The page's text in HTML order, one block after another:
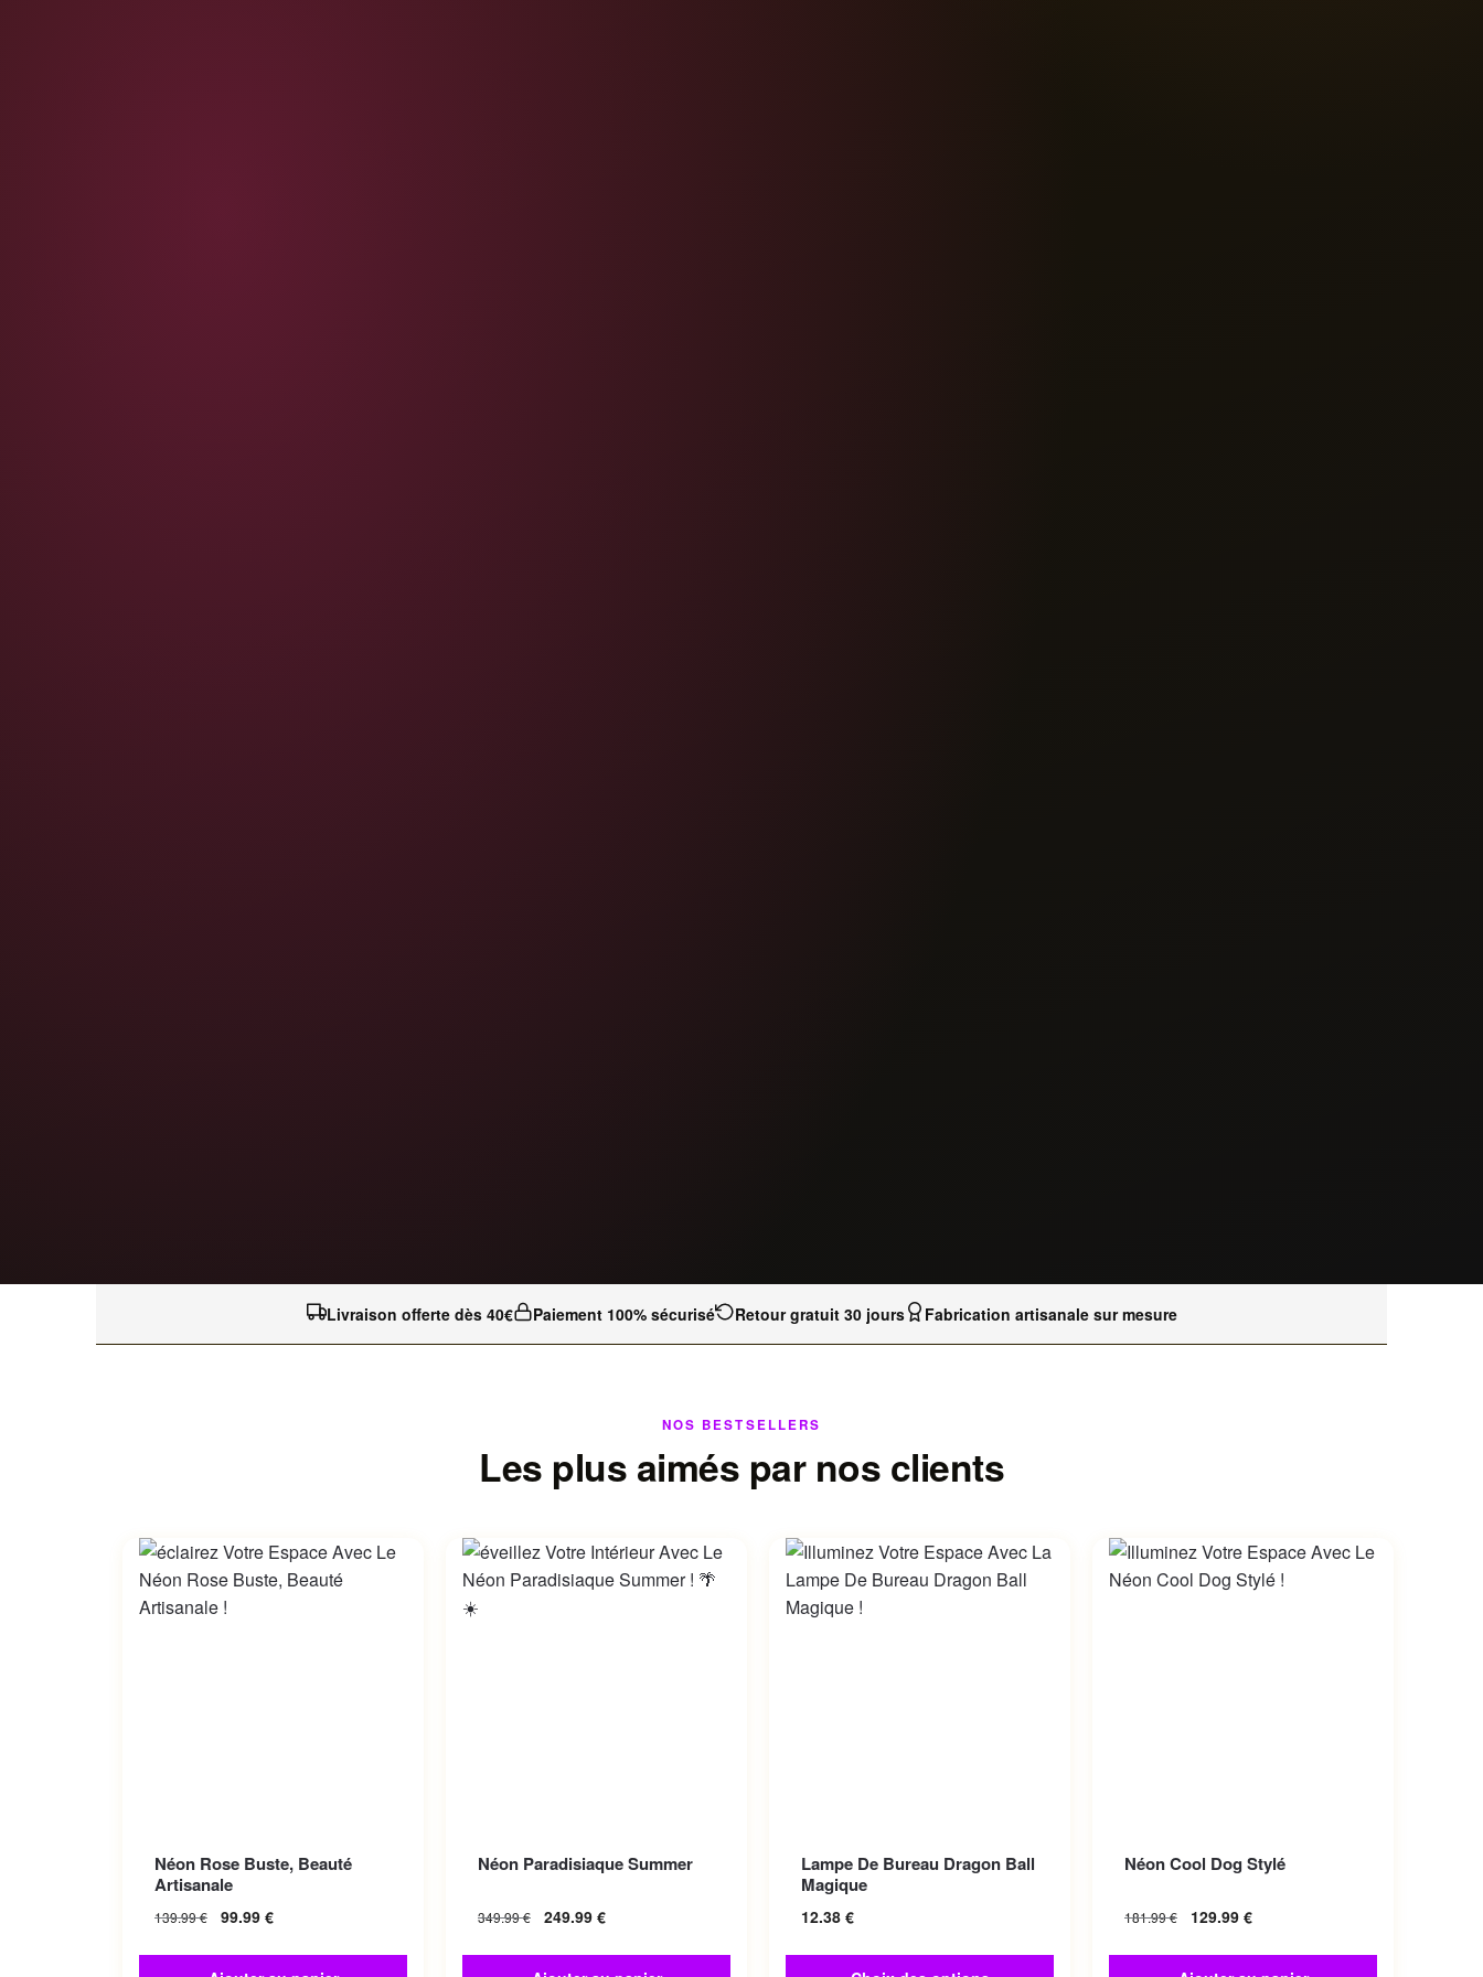
Livraison offerte dès 40€ Paiement 100% sécurisé Retour gratuit 30 jours Fabrication artisanale sur mesure
NOS BESTSELLERS
Les plus aimés par nos clients
Néon Rose Buste, Beauté
Artisanale
139.99€ 99.99 €
Néon Paradisiaque Summer
349.99€ 249.99 €
Lampe De Bureau Dragon Ball
Magique
12.38 €
Les options peuvent être choisies
Néon Cool Dog Stylé
181.99€ 129.99 €